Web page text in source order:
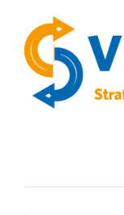
content